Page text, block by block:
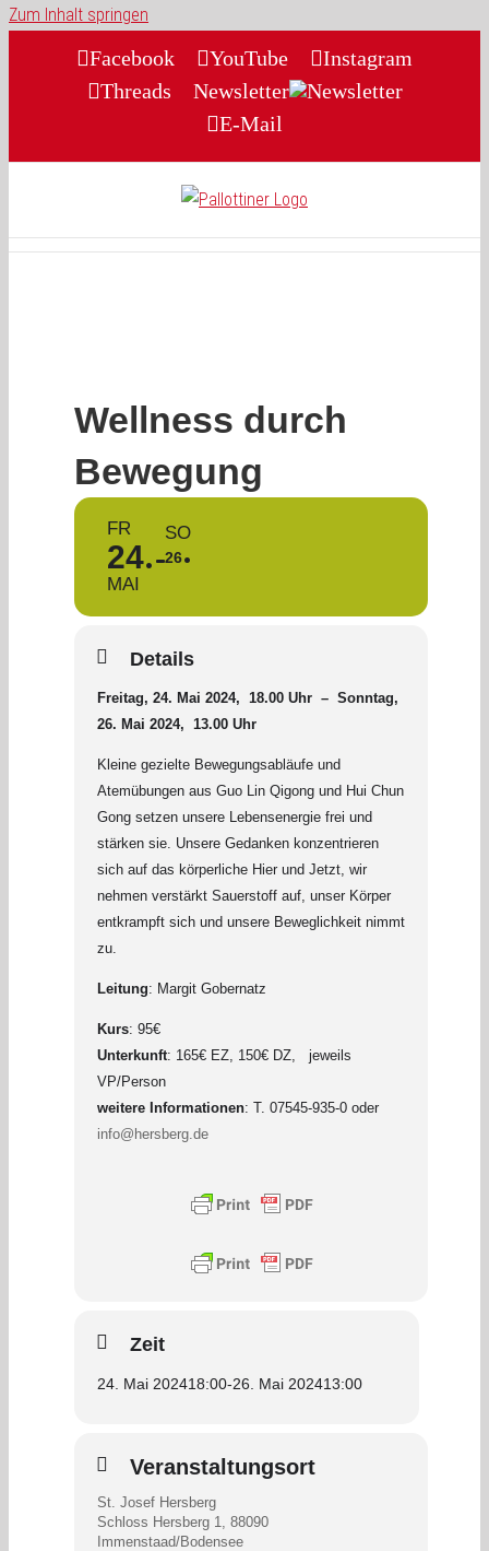
Zum Inhalt springen
Facebook YouTube
Instagram
Threads
Newsletter
E-Mail
Wellness durch
Bewegung
FR
24
MAI
SO
26
Details
Freitag, 24. Mai 2024, 18.00 Uhr – Sonntag,
26. Mai 2024, 13.00 Uhr
Kleine gezielte Bewegungsabläufe und
Atemübungen aus Guo Lin Qigong und Hui Chun
Gong setzen unsere Lebensenergie frei und
stärken sie. Unsere Gedanken konzentrieren
sich auf das körperliche Hier und Jetzt, wir
nehmen verstärkt Sauerstoff auf, unser Körper
entkrampft sich und unsere Beweglichkeit nimmt
zu.
Leitung: Margit Gobernatz
Kurs: 95€
Unterkunft: 165€ EZ, 150€ DZ, jeweils
VP/Person
weitere Informationen: T. 07545-935-0 oder
info@hersberg.de
Zeit
24. Mai 202418:00-26. Mai 202413:00
Veranstaltungsort
St. Josef Hersberg
Schloss Hersberg 1, 88090
Immenstaad/Bodensee